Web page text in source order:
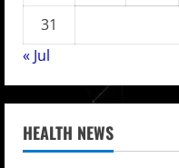
31
« Jul
HEALTH NEWS